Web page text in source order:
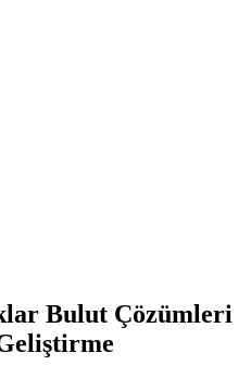
Bulut Çözümleri